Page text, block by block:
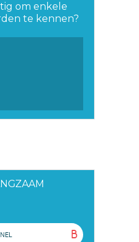
om enkele
te kennen?
B